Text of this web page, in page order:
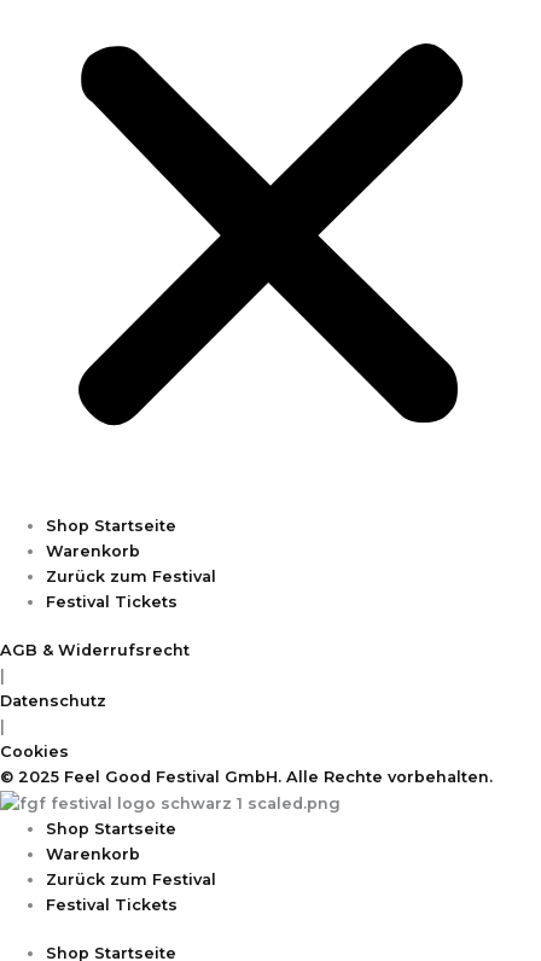
Shop Startseite
Warenkorb
Zurück zum Festival
Festival Tickets
AGB & Widerrufsrecht
Datenschutz
Cookies
© 2025 Feel Good Festival GmbH. Alle Rechte vorbehalten.
Shop Startseite
Warenkorb
Zurück zum Festival
Festival Tickets
Shop Startseite